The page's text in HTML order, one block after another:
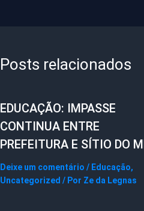
Posts relacionados
EDUCAÇÃO: IMPASSE
CONTINUA ENTRE
PREFEITURA E SÍTIO DO
Deixe um comentário / Educação,
Uncategorized / Por Ze da Legnas